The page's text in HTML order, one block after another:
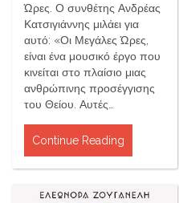
Ώρες. Ο συνθέτης Ανδρέας
Κατσιγιάννης μιλάει για
αυτό: «Οι Μεγάλες Ώρες,
είναι ένα μουσικό έργο που
κινείται στο πλαίσιο μιας
ανθρώπινης προσέγγισης
του Θείου. Αυτές…
Continue Reading